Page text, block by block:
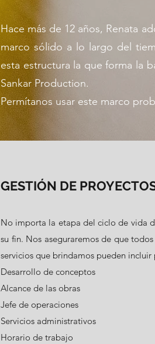
Hace más de 12 años, Renata
marco sólido a lo largo del
esta estructura la que forma la
Sankar Production.
Permítanos usar este marco
GESTIÓN DE
No importa la etapa del ciclo de vida
su fin. Nos aseguraremos de que
servicios que brindamos pueden
Desarrollo de conceptos
Alcance de las obras
Jefe de operaciones
Servicios administrativos
Horario de trabajo